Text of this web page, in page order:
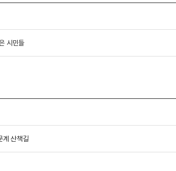
시민들
산책길